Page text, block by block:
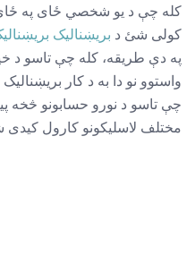
کله چې د یو شخصي ځای په ځای
کولی شئ د بریښنالیک
په دې طریقه، کله چې تاسو د
واستوو نو دا به د کار
چې تاسو د نورو حسابونو څخه
مختلف لاسلیکونو کارول